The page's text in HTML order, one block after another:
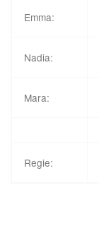
Emma:
Nadia:
Mara:
Regie: